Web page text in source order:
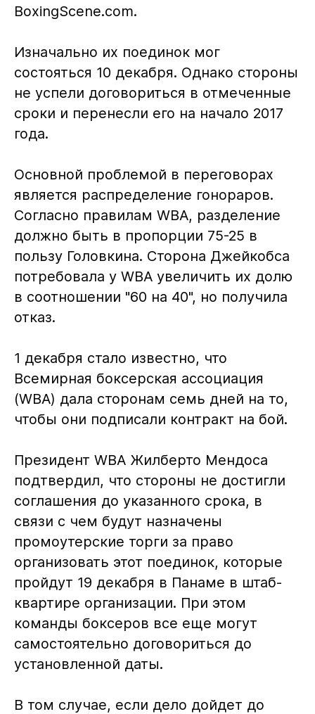
BoxingScene.com.
Изначально их поединок мог
состояться 10 декабря. Однако стороны
не успели договориться в отмеченные
сроки и перенесли его на начало 2017
года.
Основной проблемой в переговорах
является распределение гонораров.
Согласно правилам WBA, разделение
должно быть в пропорции 75-25 в
пользу Головкина. Сторона Джейкобса
потребовала у WBA увеличить их долю
в соотношении "60 на 40", но получила
отказ.
1 декабря стало известно, что
Всемирная боксерская ассоциация
(WBA) дала сторонам семь дней на то,
чтобы они подписали контракт на бой.
Президент WBA Жилберто Мендоса
подтвердил, что стороны не достигли
соглашения до указанного срока, в
связи с чем будут назначены
промоутерские торги за право
организовать этот поединок, которые
пройдут 19 декабря в Панаме в штаб-
квартире организации. При этом
команды боксеров все еще могут
самостоятельно договориться до
установленной даты.
В том случае, если дело дойдет до